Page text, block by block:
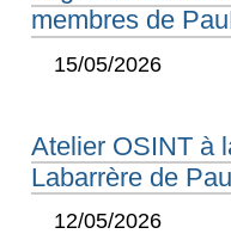
membres de
15/05/2026
Atelier OSINT à
Labarrère de Pau
12/05/2026